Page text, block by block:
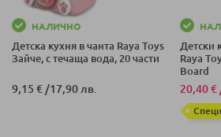
НАЛИЧНО
Детска кухня в чанта Raya Toys
Зайче, с течаща вода, 20 части
9,15 € /17,90 лв.
Детски
Raya
Board
20,40 €